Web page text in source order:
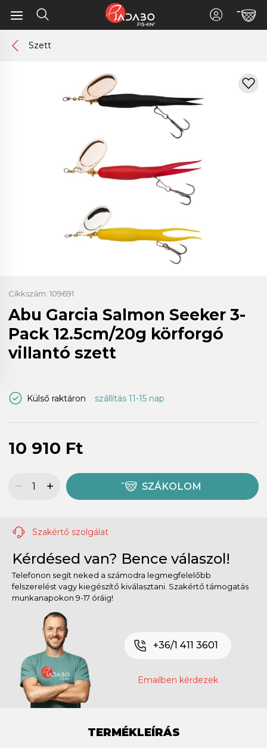
Szett
Cikkszám: 109691
Abu Garcia Salmon Seeker 3-
Pack 12.5cm/20g körforgó
villantó szett
Külső raktáron szállítás 11-15 nap
10 910 Ft
SZÁKOLOM
Szakértő szolgálat
Kérdésed van? Bence válaszol!
Telefonon segít neked a számodra legmegfelelőbb
felszerelést vagy kiegészítő kiválasztani. Szakértő támogatás
munkanapokon 9-17 óráig!
+36/1 411 3601
Emailben kérdezek
TERMÉKLEÍRÁS